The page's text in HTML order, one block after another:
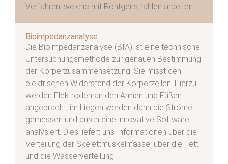
Verfahren, welche mit Röntgenstrahlen arbeiten.
Bioimpedanzanalyse
Die Bioimpedanzanalyse (BIA) ist eine technische
Untersuchungsmethode zur genauen Bestimmung
der Körperzusammensetzung. Sie misst den
elektrischen Widerstand der Körperzellen. Hierzu
werden Elektroden an den Armen und Füßen
angebracht, im Liegen werden dann die Ströme
gemessen und durch eine innovative Software
analysiert. Dies liefert uns Informationen über die
Verteilung der Skelettmuskelmasse, über die Fett-
und die Wasserverteilung.